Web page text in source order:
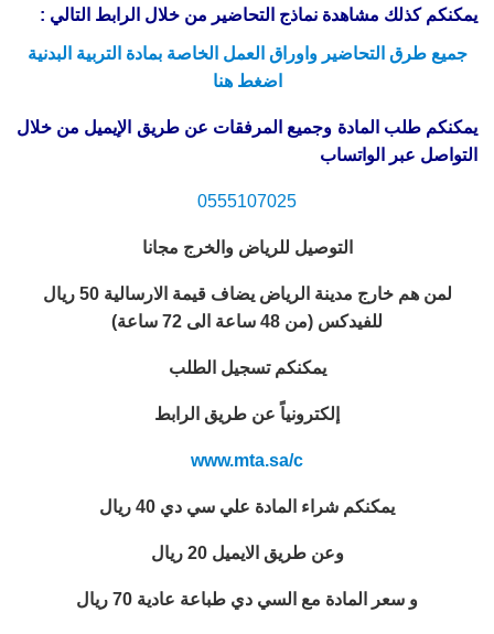
يمكنكم كذلك مشاهدة نماذج التحاضير من خلال الرابط التالي :
جميع طرق التحاضير واوراق العمل الخاصة بمادة التربية البدنية
اضغط هنا
يمكنكم طلب المادة وجميع المرفقات عن طريق الإيميل من خلال
التواصل عبر الواتساب
0555107025
التوصيل للرياض والخرج مجانا
لمن هم خارج مدينة الرياض يضاف قيمة الارسالية 50 ريال
للفيدكس (من 48 ساعة الى 72 ساعة)
يمكنكم تسجيل الطلب
إلكترونياً عن طريق الرابط
www.mta.sa/c
يمكنكم شراء المادة علي سي دي 40 ريال
وعن طريق الايميل 20 ريال
و سعر المادة مع السي دي طباعة عادية 70 ريال